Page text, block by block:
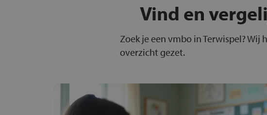
Vind en
Zoek je een vmbo in Terwispel?
overzicht gezet.